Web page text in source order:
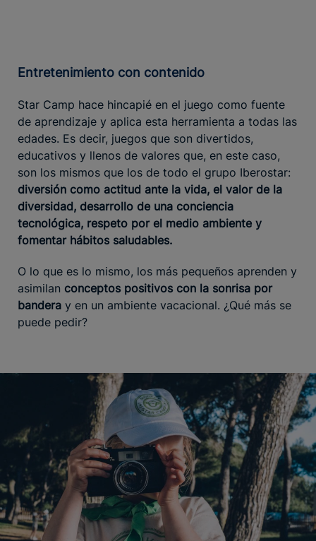
Entretenimiento con contenido
Star Camp hace hincapié en el juego como fuente
de aprendizaje y aplica esta herramienta a todas las
edades. Es decir, juegos que son divertidos,
educativos y llenos de valores que, en este caso,
son los mismos que los de todo el grupo Iberostar:
diversión como actitud ante la vida, el valor de la
diversidad, desarrollo de una conciencia
tecnológica, respeto por el medio ambiente y
fomentar hábitos saludables.
O lo que es lo mismo, los más pequeños aprenden y
asimilan conceptos positivos con la sonrisa por
bandera y en un ambiente vacacional. ¿Qué más se
puede pedir?